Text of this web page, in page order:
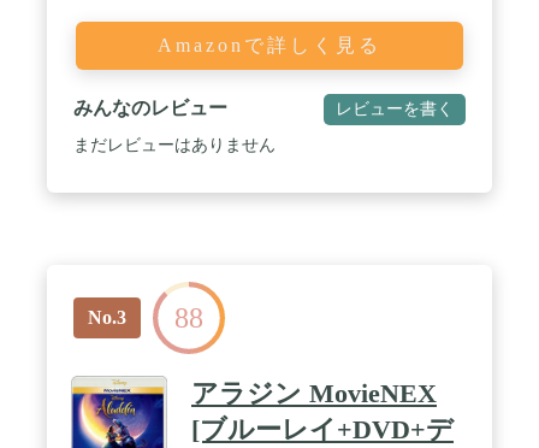
Amazonで詳しく見る
みんなのレビュー レビューを書く
まだレビューはありません
No.3 88
アラジン MovieNEX
[ブルーレイ+DVD+デ